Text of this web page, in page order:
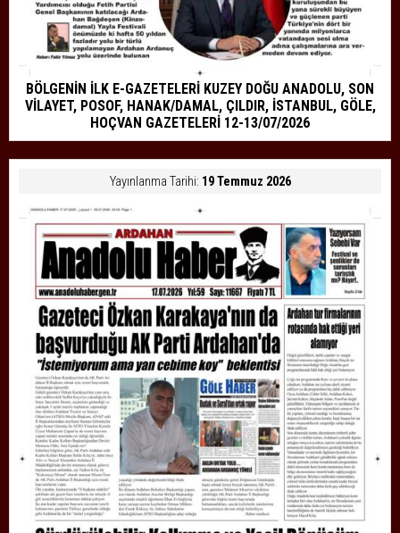
BÖLGENİN İLK E-GAZETELERİ KUZEY DOĞU ANADOLU, SON
VİLAYET, POSOF, HANAK/DAMAL, ÇILDIR, İSTANBUL, GÖLE,
HOÇVAN GAZETELERİ 12-13/07/2026
Yayınlanma Tarihi: 19 Temmuz 2026